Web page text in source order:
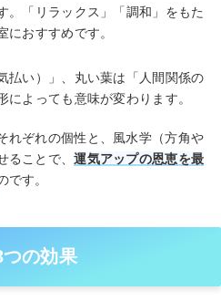
。「リラックス」「調和」をもた
におすすめです。
払い）」、丸い葉は「人間関係の
によっても意味が変わります。
れぞれの個性と、風水学（方角や
ることで、運気アップの恩恵を最
です。
の効果